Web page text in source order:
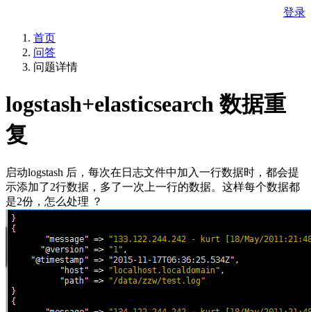
登录
首页
问答
问题详情
logstash+elasticsearch 数据重
复
启动logstash 后，每次在日志文件中加入一行数据时，都会提
示添加了2行数据，多了一次上一行的数据。这样每个数据都
是2份，怎么处理 ？